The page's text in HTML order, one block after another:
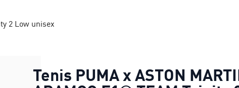
2 Low unisex
Tenis PUMA x ASTON